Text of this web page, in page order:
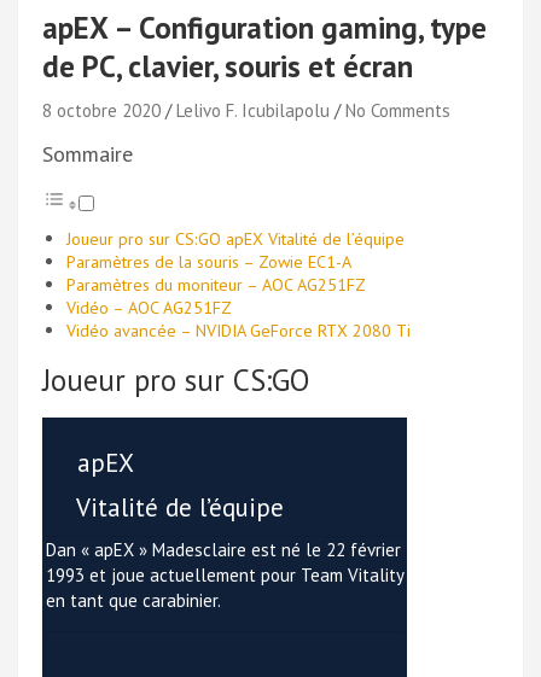
apEX – Configuration gaming, type
de PC, clavier, souris et écran
8 octobre 2020 Lelivo F. Icubilapolu No Comments
Sommaire
Joueur pro sur CS:GO apEX Vitalité de l’équipe
Paramètres de la souris – Zowie EC1-A
Paramètres du moniteur – AOC AG251FZ
Vidéo – AOC AG251FZ
Vidéo avancée – NVIDIA GeForce RTX 2080 Ti
Joueur pro sur CS:GO
apEX
Vitalité de l’équipe
Dan « apEX » Madesclaire est né le 22 février
1993 et joue actuellement pour Team Vitality
en tant que carabinier.